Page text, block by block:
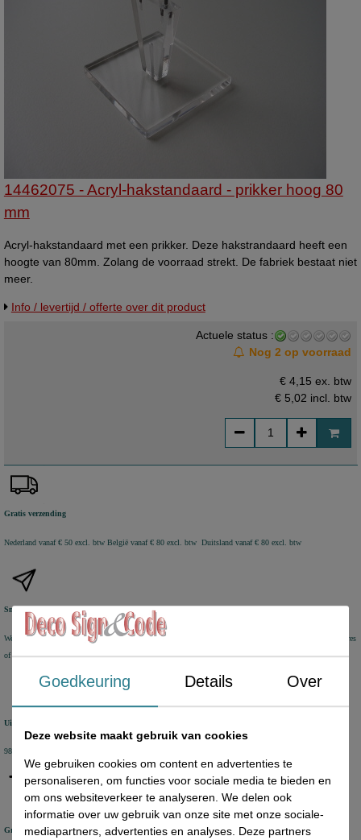
14462075 - Acryl-hakstandaard - prikker hoog 80
mm
Acryl-hakstandaard met een prikker. Deze hakstrandaard heeft een
hoogte van 80mm. Zolang de voorraad strekt. De fabriek bestaat niet
meer.
Info / levertijd / offerte over dit product
Actuele status :
Nog 2 op voorraad
€ 4,15 ex. btw
€ 5,02 incl. btw
Gratis verzending
Nederland vanaf € 50 excl. btwBelgië vanaf € 80 excl. btw Duitsland vanaf € 80 excl. btw
Snel geleverd
We verzenden voorraad artikelen binnen 1-2 werkdagen met DHL Parcel of DHL for You. Aflevering op adres
of DHL Service Point
Uitstekende review score
98% van de KiyOh reviews beveelt ons aan
Groot assortiment
Goedkeuring Details Over
Deze website maakt gebruik van cookies
We gebruiken cookies om content en advertenties te
personaliseren, om functies voor sociale media te bieden en
om ons websiteverkeer te analyseren. We delen ook
informatie over uw gebruik van onze site met onze sociale-
mediapartners, advertenties en analyses. Deze partners